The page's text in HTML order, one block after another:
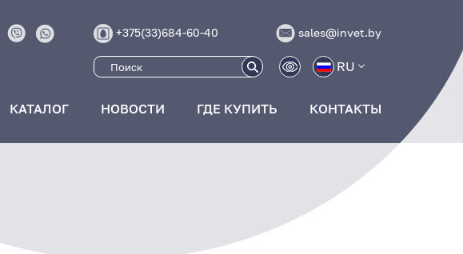
+375(33)684-60-40 sales@invet.by
RU
КАТАЛОГ НОВОСТИ ГДЕ КУПИТЬ КОНТАКТЫ